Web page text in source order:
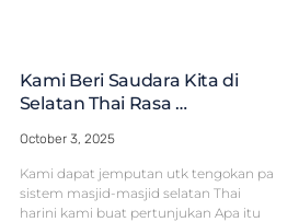
Kami Beri Saudara Kita di
Selatan Thai Rasa …
October 3, 2025
Kami dapat jemputan utk tengokan pa
sistem masjid-masjid selatan Thai
harini kami buat pertunjukan Apa itu